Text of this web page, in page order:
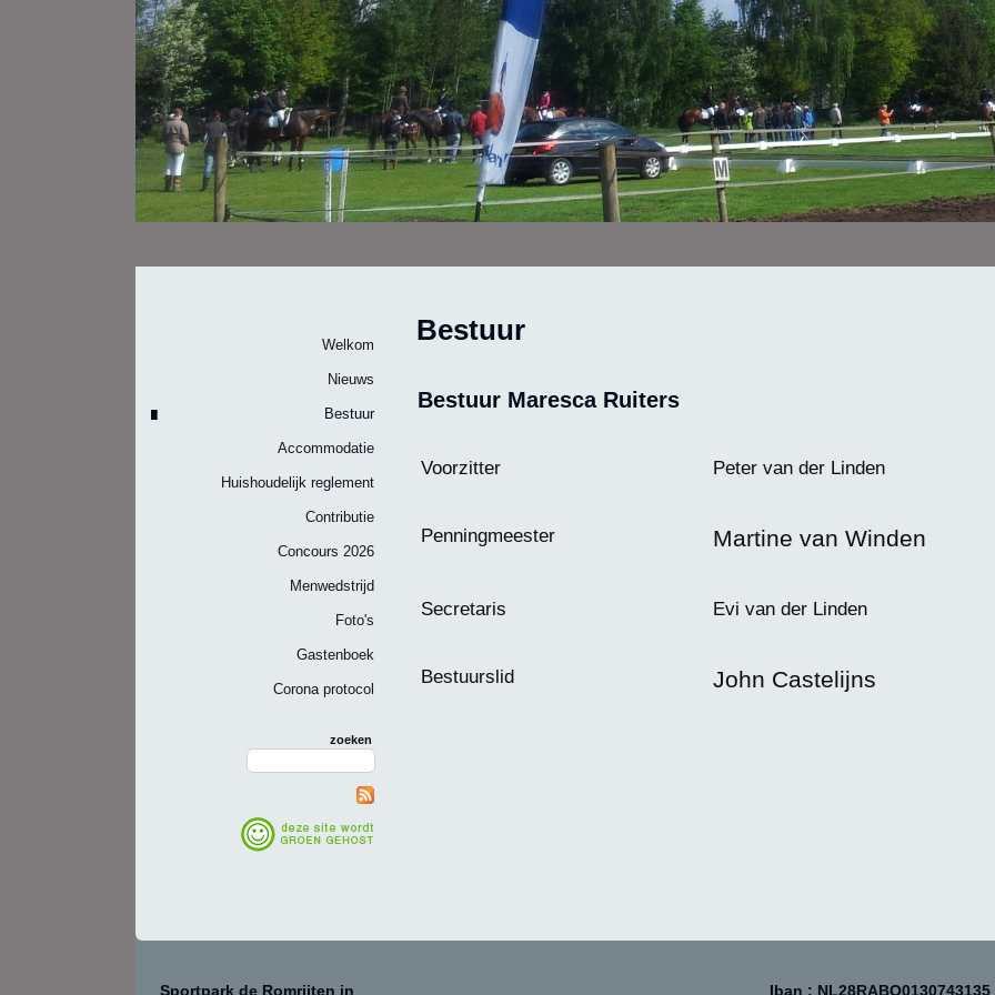
Welkom
Nieuws
Bestuur
Accommodatie
Huishoudelijk reglement
Contributie
Concours 2026
Menwedstrijd
Foto's
Gastenboek
Corona protocol
zoeken
Bestuur
Bestuur Maresca Ruiters
Voorzitter Peter van der Linden
Penningmeester Martine van Winden
Secretaris Evi van der Linden
Bestuurslid John Castelijns
Sportpark de Romrijten in Iban : NL28RABO0130743135